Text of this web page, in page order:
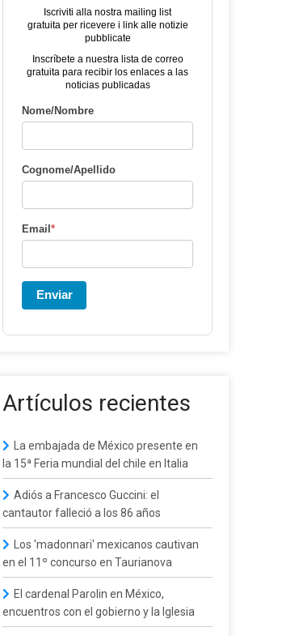
Iscriviti alla nostra mailing list
gratuita per ricevere i link alle notizie
pubblicate
Inscríbete a nuestra lista de correo
gratuita para recibir los enlaces a las
noticias publicadas
Nome/Nombre
Cognome/Apellido
Email *
Enviar
Artículos recientes
La embajada de México presente en
la 15ª Feria mundial del chile en Italia
Adiós a Francesco Guccini: el
cantautor falleció a los 86 años
Los 'madonnari' mexicanos cautivan
en el 11º concurso en Taurianova
El cardenal Parolin en México,
encuentros con el gobierno y la Iglesia